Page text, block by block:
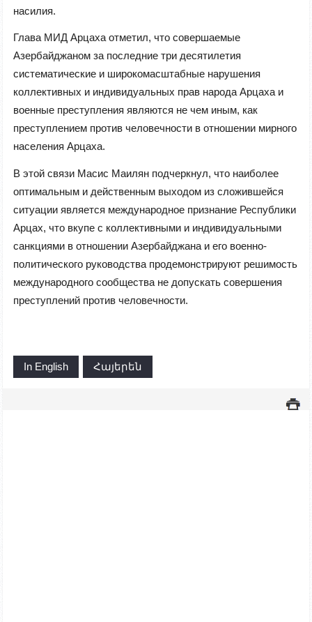
насилия.
Глава МИД Арцаха отметил, что совершаемые
Азербайджаном за последние три десятилетия
систематические и широкомасштабные нарушения
коллективных и индивидуальных прав народа Арцаха и
военные преступления являются не чем иным, как
преступлением против человечности в отношении мирного
населения Арцаха.
В этой связи Масис Маилян подчеркнул, что наиболее
оптимальным и действенным выходом из сложившейся
ситуации является международное признание Республики
Арцах, что вкупе с коллективными и индивидуальными
санкциями в отношении Азербайджана и его военно-
политического руководства продемонстрируют решимость
международного сообщества не допускать совершения
преступлений против человечности.
In English Հայերեն